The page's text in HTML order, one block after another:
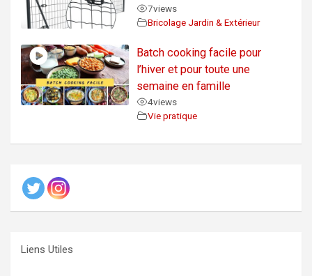
7views
Bricolage Jardin & Extérieur
Batch cooking facile pour
l’hiver et pour toute une
semaine en famille
4views
Vie pratique
Liens Utiles